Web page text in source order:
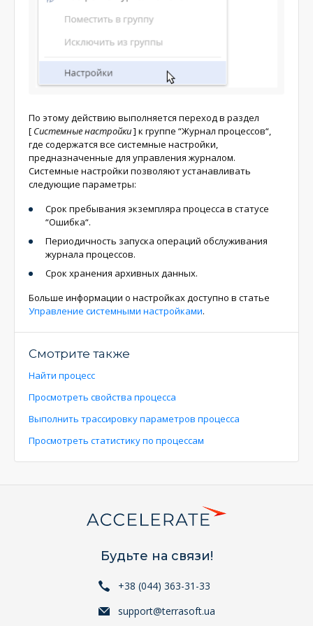
По этому действию выполняется переход в раздел
[ Системные настройки] к группе “Журнал процессов“,
где содержатся все системные настройки,
предназначенные для управления журналом.
Системные настройки позволяют устанавливать
следующие параметры:
Срок пребывания экземпляра процесса в статусе
“Ошибка“.
Периодичность запуска операций обслуживания
журнала процессов.
Срок хранения архивных данных.
Больше информации о настройках доступно в статье
Управление системными настройками.
Смотрите также
Найти процесс
Просмотреть свойства процесса
Выполнить трассировку параметров процесса
Просмотреть статистику по процессам
Будьте на связи!
+38 (044) 363-31-33
support@terrasoft.ua